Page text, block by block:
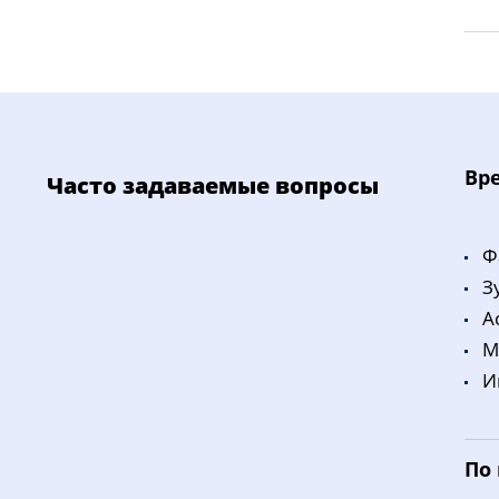
Часто задаваемые вопросы
По